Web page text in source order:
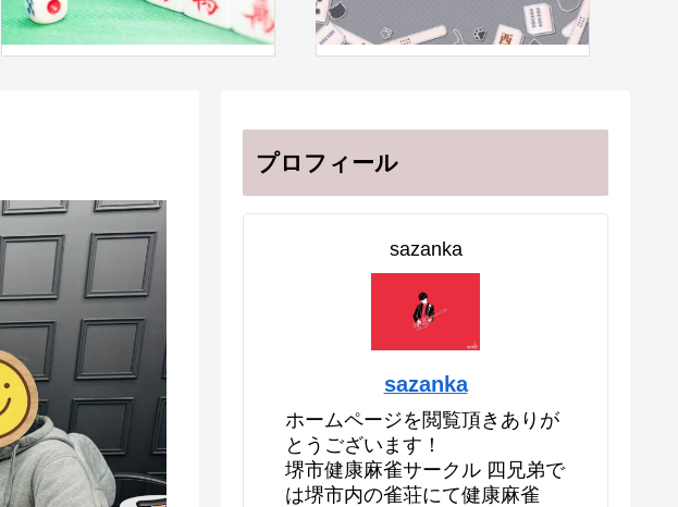
プロフィール
sazanka
sazanka
ホームページを閲覧頂きありが
とうございます！
堺市健康麻雀サークル 四兄弟で
は堺市内の雀荘にて健康麻雀